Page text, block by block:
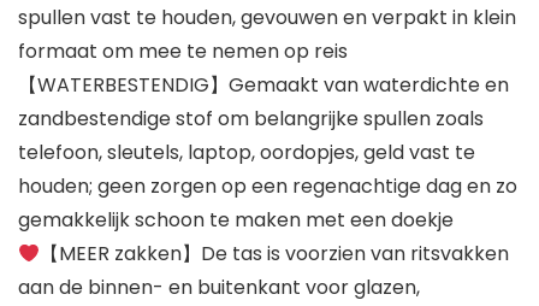
spullen vast te houden, gevouwen en verpakt in klein
formaat om mee te nemen op reis
【WATERBESTENDIG】Gemaakt van waterdichte en
zandbestendige stof om belangrijke spullen zoals
telefoon, sleutels, laptop, oordopjes, geld vast te
houden; geen zorgen op een regenachtige dag en zo
gemakkelijk schoon te maken met een doekje
【MEER zakken】De tas is voorzien van ritsvakken
aan de binnen- en buitenkant voor glazen,